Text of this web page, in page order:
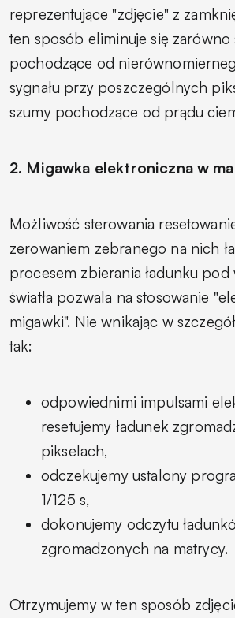
reprezentujące "zdjęcie" z
ten sposób eliminuje się zarówno
pochodzące od
sygnału przy poszczególnych
szumy pochodzące od prądu
2. Migawka elektroniczna w
Możliwość sterowania
zerowaniem zebranego na nich
procesem zbierania ładunku pod
światła pozwala na stosowanie
migawki". Nie wnikając w
tak:
odpowiednimi impulsami
resetujemy ładunek
pikselach,
odczekujemy ustalony
1/125 s,
dokonujemy odczytu
zgromadzonych na matrycy.
Otrzymujemy w ten sposób